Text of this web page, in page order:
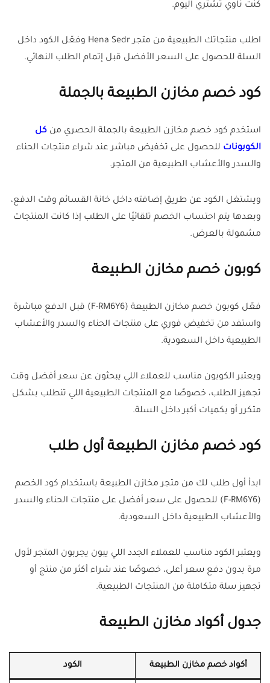
كنت ناوي تشتري اليوم.
اطلب منتجاتك الطبيعية من متجر Hena Sedr وفعّل الكود داخل
السلة للحصول على السعر الأفضل قبل إتمام الطلب النهائي.
كود خصم مخازن الطبيعة بالجملة
استخدم كود خصم مخازن الطبيعة بالجملة الحصري من كل
الكوبونات للحصول على تخفيض مباشر عند شراء منتجات الحناء
والسدر والأعشاب الطبيعية من المتجر.
ويشتغل الكود عن طريق إضافته داخل خانة القسائم وقت الدفع،
وبعدها يتم احتساب الخصم تلقائيًا على الطلب إذا كانت المنتجات
مشمولة بالعرض.
كوبون خصم مخازن الطبيعة
فعّل كوبون خصم مخازن الطبيعة (F-RM6Y6) قبل الدفع مباشرة
واستفد من تخفيض فوري على منتجات الحناء والسدر والأعشاب
الطبيعية داخل السعودية.
ويعتبر الكوبون مناسب للعملاء اللي يبحثون عن سعر أفضل وقت
تجهيز الطلب، خصوصًا مع المنتجات الطبيعية اللي تنطلب بشكل
متكرر أو بكميات أكبر داخل السلة.
كود خصم مخازن الطبيعة أول طلب
ابدأ أول طلب لك من متجر مخازن الطبيعة باستخدام كود الخصم
(F-RM6Y6) للحصول على سعر أفضل على منتجات الحناء والسدر
والأعشاب الطبيعية داخل السعودية.
ويعتبر الكود مناسب للعملاء الجدد اللي يبون يجربون المتجر لأول
مرة بدون دفع سعر أعلى، خصوصًا عند شراء أكثر من منتج أو
تجهيز سلة متكاملة من المنتجات الطبيعية.
جدول أكواد مخازن الطبيعة
أكواد خصم مخازن الطبيعة الكود